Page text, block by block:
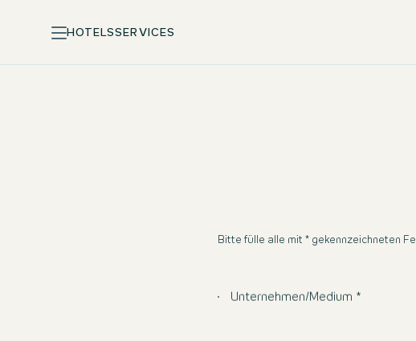
HOTELSSERVICES
Bitte fülle alle mit * gekennzeichneten
Unternehmen/Medium *